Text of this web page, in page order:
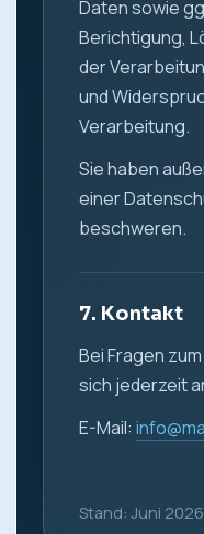
Daten sowie
Berichtigung,
der
und
Verarbeitung.
Sie haben
einer
beschweren.
7. Kontakt
Bei Fragen
sich jederzeit
E-Mail:
Stand: Juni 2026